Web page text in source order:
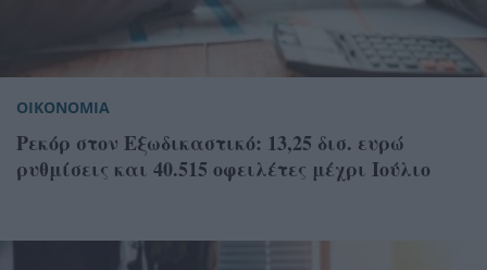
ΟΙΚΟΝΟΜΙΑ
Ρεκόρ στον Εξωδικαστικό: 13,25 δισ. ευρώ
ρυθμίσεις και 40.515 οφειλέτες μέχρι Ιούλιο